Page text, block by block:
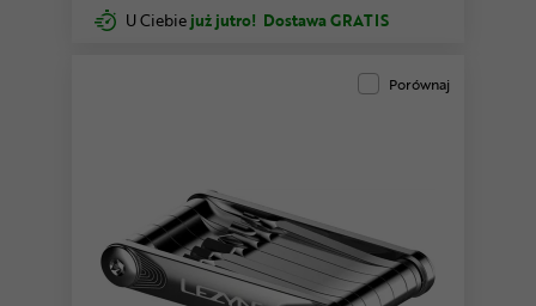
U Ciebie już jutro! Dostawa GRATIS
Porównaj